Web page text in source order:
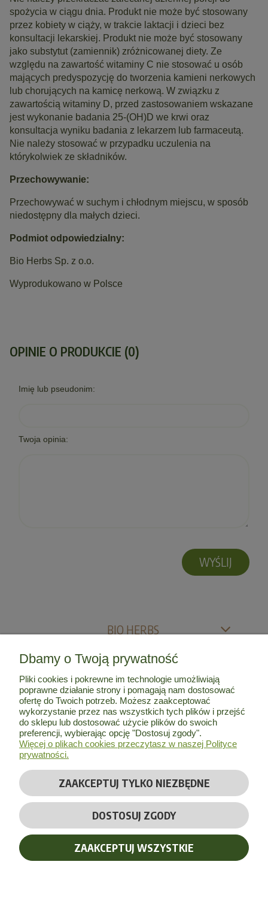
spożycia w ciągu dnia. Produkt nie może być stosowany
przez kobiety w ciąży, w trakcie laktacji i dzieci bez
konsultacji lekarskiej. Produkt nie może być stosowany
jako substytut (zamiennik) zróżnicowanej diety. Ze
względu na zawartość witaminy C nie stosować u osób
mających predyspozycję do tworzenia kamieni nerkowych
lub chorujących na kamicę nerkową. W związku z
zawartością witaminy D, przed zastosowaniem wskazane
jest wykonanie badania 25-(OH)D we krwi oraz
konsultacja wyniku badania z lekarzem lub farmaceutą.
Nie należy stosować w przypadku uczulenia na
którykolwiek ze składników.
Przechowywanie:
Przechowywać w suchym i chłodnym miejscu, w sposób
niedostępny dla małych dzieci.
Podmiot odpowiedzialny:
Bio Herbs Sp. z o.o.
Wyprodukowano w Polsce
OPINIE O PRODUKCIE (0)
Imię lub pseudonim:
Twoja opinia:
WYŚLIJ
BIO HERBS
MOJE KONTO
INFORMACJE
O NAS
© Copyright 2026 byBio Herbs| Wszelkie prawa zastrzeżone
Realizacja:
POKAŻ PEŁNĄ WERSJĘ STRONY
Dbamy o Twoją prywatność
Pliki cookies i pokrewne im technologie umożliwiają
poprawne działanie strony i pomagają nam dostosować
ofertę do Twoich potrzeb. Możesz zaakceptować
wykorzystanie przez nas wszystkich tych plików i przejść
do sklepu lub dostosować użycie plików do swoich
preferencji, wybierając opcję "Dostosuj zgody".
Więcej o plikach cookies przeczytasz w naszej Polityce
prywatności.
ZAAKCEPTUJ TYLKO NIEZBĘDNE
DOSTOSUJ ZGODY
ZAAKCEPTUJ WSZYSTKIE